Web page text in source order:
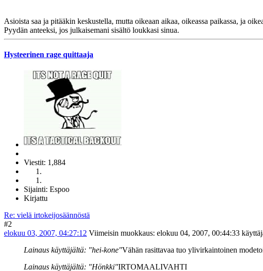
Asioista saa ja pitääkin keskustella, mutta oikeaan aikaa, oikeassa paikassa, ja
Pyydän anteeksi, jos julkaisemani sisältö loukkasi sinua.
Hysteerinen rage quittaaja
Viestit: 1,884
Sijainti: Espoo
Kirjattu
Re: vielä irtokeijosäännöstä
#2
elokuu 03, 2007, 04:27:12 Viimeisin muokkaus: elokuu 04, 2007, 00:44:33
Lainaus käyttäjältä: "hei-kone"Vähän rasittavaa tuo ylivirkaintoinen
Lainaus käyttäjältä: "Hönkki"IRTOMAALIVAHTI